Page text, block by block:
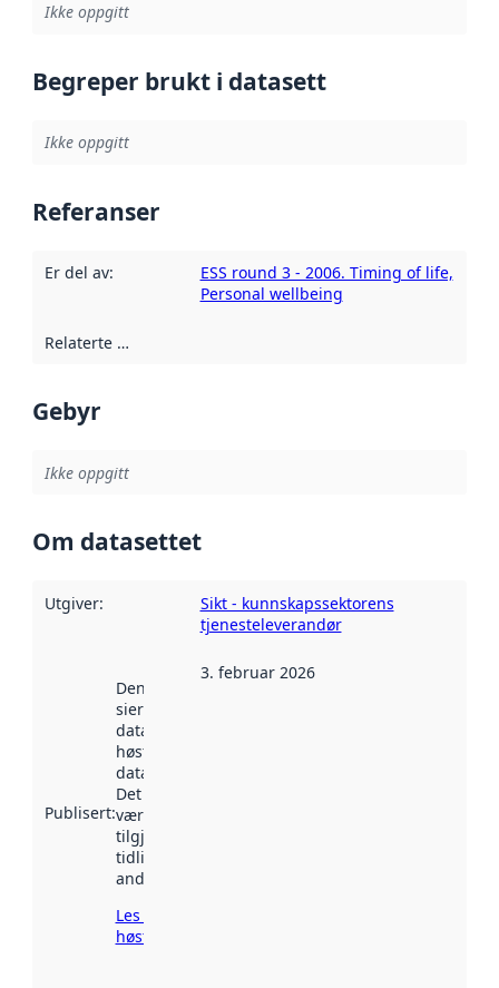
Ikke oppgitt
Begreper brukt i datasett
Ikke oppgitt
Referanser
Er del av:
ESS round 3 - 2006. Timing of life,
Personal wellbeing
Relaterte ressurser
Gebyr
Ikke oppgitt
Om datasettet
Utgiver:
Sikt - kunnskapssektorens
tjenesteleverandør
Publisert:
Denne datoen
sier når
datasettet ble
høstet av
data.norge.no.
Det kan ha
vært
tilgjengelig
tidligere
andre steder.
Les mer om
høsting her
3. februar 2026